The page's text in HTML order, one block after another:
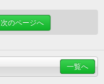
次のページへ
一覧へ